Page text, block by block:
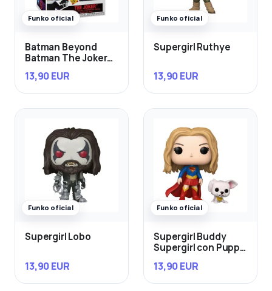
Funko oficial
Batman Beyond
Batman The Joker
13,90 EUR
Funko oficial
Supergirl Ruthye
13,90 EUR
Funko oficial
Supergirl Lobo
13,90 EUR
Funko oficial
Supergirl Buddy
Supergirl con Puppy
13,90 EUR